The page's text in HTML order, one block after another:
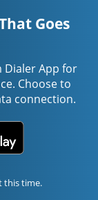
Goes
Dialer App for
Choose to
connection.
this time.